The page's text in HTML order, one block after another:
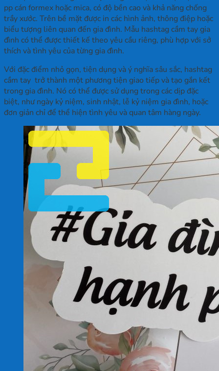
pp cán formex hoặc mica, có độ bền cao và khả năng chống
trầy xước. Trên bề mặt được in các hình ảnh, thông điệp hoặc
biểu tượng liên quan đến gia đình. Mẫu hashtag cầm tay gia
đình có thể được thiết kế theo yêu cầu riêng, phù hợp với sở
thích và tình yêu của từng gia đình.
Với đặc điểm nhỏ gọn, tiện dụng và ý nghĩa sâu sắc, hashtag
cầm tay trở thành một phương tiện giao tiếp và tạo gắn kết
trong gia đình. Nó có thể được sử dụng trong các dịp đặc
biệt, như ngày kỷ niệm, sinh nhật, lễ kỷ niệm gia đình, hoặc
đơn giản chỉ để thể hiện tình yêu và quan tâm hàng ngày.